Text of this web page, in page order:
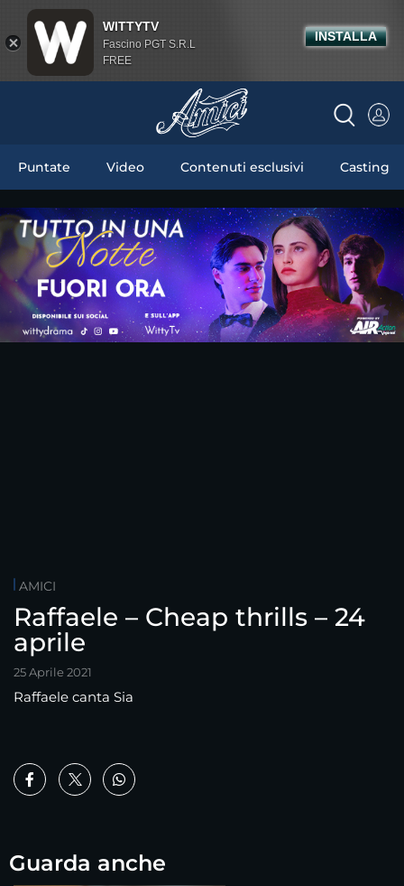
Puntate Video Contenuti esclusivi Casting
AMICI
Raffaele – Cheap thrills – 24
aprile
25 Aprile 2021
Raffaele canta Sia
Guarda anche
WITTYTV
Fascino PGT S.R.L
FREE
INSTALLA